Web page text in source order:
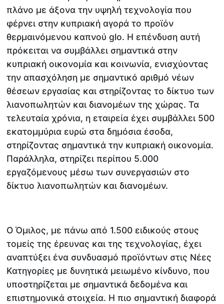
πλάνο με άξονα την υψηλή τεχνολογία που
φέρνει στην κυπριακή αγορά το προϊόν
θερμαινόμενου καπνού glo. Η επένδυση αυτή
πρόκειται να συμβάλλει σημαντικά στην
κυπριακή οικονομία και κοινωνία, ενισχύοντας
την απασχόληση με σημαντικό αριθμό νέων
θέσεων εργασίας και στηρίζοντας το δίκτυο των
λιανοπωλητών και διανομέων της χώρας. Τα
τελευταία χρόνια, η εταιρεία έχει συμβάλλει 500
εκατομμύρια ευρώ στα δημόσια έσοδα,
στηρίζοντας σημαντικά την κυπριακή οικονομία.
Παράλληλα, στηρίζει περίπου 5.000
εργαζόμενους μέσω των συνεργασιών στο
δίκτυο λιανοπωλητών και διανομέων.
O Όμιλος, με πάνω από 1.500 ειδικούς στους
τομείς της έρευνας και της τεχνολογίας, έχει
αναπτύξει ένα συνδυασμό προϊόντων στις Νέες
Κατηγορίες με δυνητικά μειωμένο κίνδυνο, που
υποστηρίζεται με σημαντικά δεδομένα και
επιστημονικά στοιχεία. Η πιο σημαντική διαφορά